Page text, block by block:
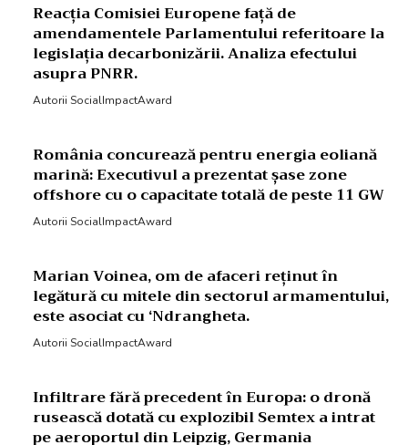
Reacția Comisiei Europene față de
amendamentele Parlamentului referitoare la
legislația decarbonizării. Analiza efectului
asupra PNRR.
Autorii SocialImpactAward
România concurează pentru energia eoliană
marină: Executivul a prezentat șase zone
offshore cu o capacitate totală de peste 11 GW
Autorii SocialImpactAward
Marian Voinea, om de afaceri reținut în
legătură cu mitele din sectorul armamentului,
este asociat cu ‘Ndrangheta.
Autorii SocialImpactAward
Infiltrare fără precedent în Europa: o dronă
rusească dotată cu explozibil Semtex a intrat
pe aeroportul din Leipzig, Germania